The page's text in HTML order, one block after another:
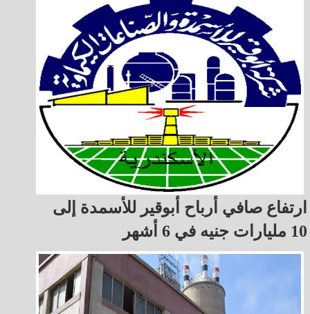
ارتفاع صافي أرباح أبوقير للأسمدة إلى
10 مليارات جنيه في 6 أشهر